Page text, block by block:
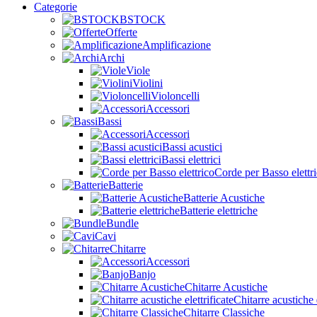
Categorie
BSTOCK
Offerte
Amplificazione
Archi
Viole
Violini
Violoncelli
Accessori
Bassi
Accessori
Bassi acustici
Bassi elettrici
Corde per Basso
Batterie
Batterie Acustiche
Batterie elettriche
Bundle
Cavi
Chitarre
Accessori
Banjo
Chitarre Acustiche
Chitarre acustiche
Chitarre Classiche